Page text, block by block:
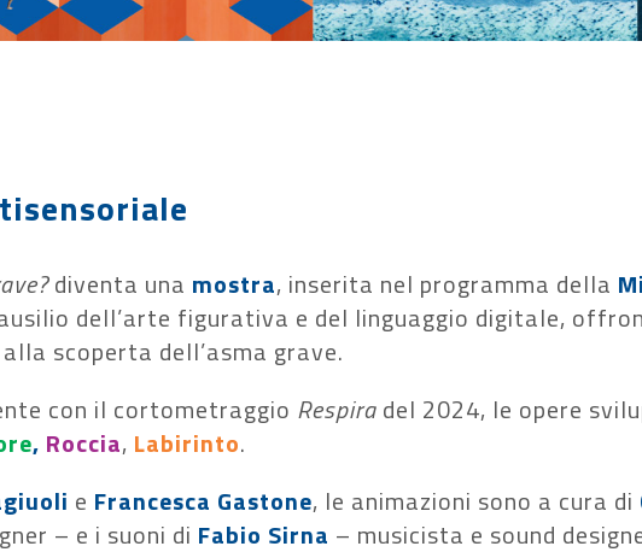
diventa una mostra, inserita nel programma della
dell’arte figurativa e del linguaggio digitale,
alla scoperta dell’asma grave.
con il cortometraggio Respiradel 2024, le opere
, Roccia, Labirinto.
e Francesca Gastone, le animazioni sono a cura di
– e i suoni di Fabio Sirna – musicista e sound